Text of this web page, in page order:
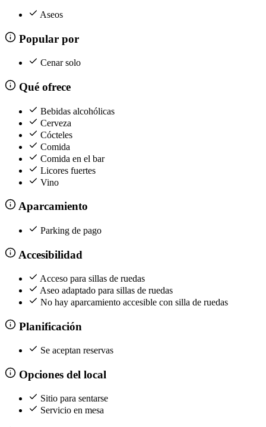
Aseos
Popular por
Cenar solo
Qué ofrece
Bebidas alcohólicas
Cerveza
Cócteles
Comida
Comida en el bar
Licores fuertes
Vino
Aparcamiento
Parking de pago
Accesibilidad
Acceso para sillas de ruedas
Aseo adaptado para sillas de ruedas
No hay aparcamiento accesible con silla de ruedas
Planificación
Se aceptan reservas
Opciones del local
Sitio para sentarse
Servicio en mesa